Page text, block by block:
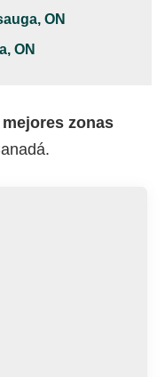
ON
ON
mejores zonas